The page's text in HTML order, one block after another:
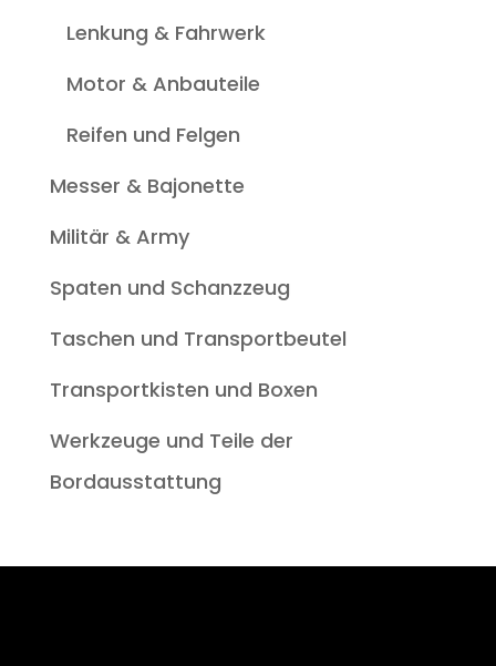
Lenkung & Fahrwerk
Motor & Anbauteile
Reifen und Felgen
Messer & Bajonette
Militär & Army
Spaten und Schanzzeug
Taschen und Transportbeutel
Transportkisten und Boxen
Werkzeuge und Teile der
Bordausstattung